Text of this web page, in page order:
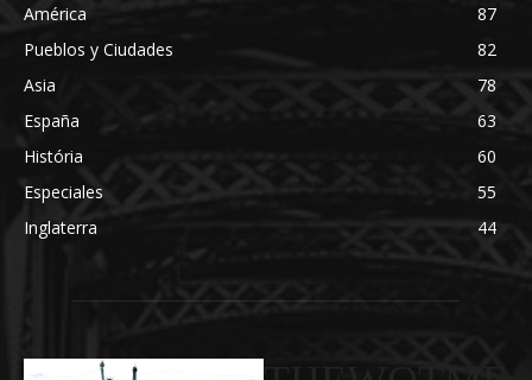
América
87
Pueblos y Ciudades
82
Asia
78
España
63
História
60
Especiales
55
Inglaterra
44